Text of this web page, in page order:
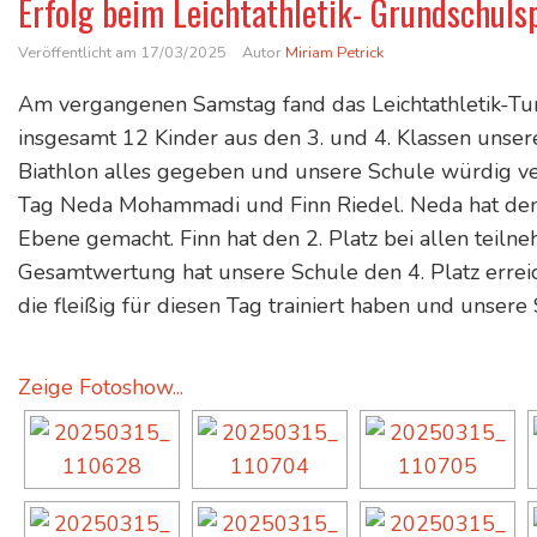
Erfolg beim Leichtathletik-
Veröffentlicht am 17/03/2025 AutorMiriam Petrick
Am vergangenen Samstag fand das Leichtathletik-
insgesamt 12 Kinder aus den 3. und 4. Klassen
Biathlon alles gegeben und unsere Schule würdig
Tag Neda Mohammadi und Finn Riedel. Neda hat
Ebene gemacht. Finn hat den 2. Platz bei allen
Gesamtwertung hat unsere Schule den 4. Platz
die fleißig für diesen Tag trainiert haben und
Zeige Fotoshow...